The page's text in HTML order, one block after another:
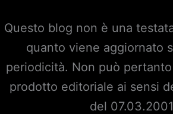
Questo blog non è una
quanto viene aggiornato
periodicità. Non può
prodotto editoriale ai sensi
del